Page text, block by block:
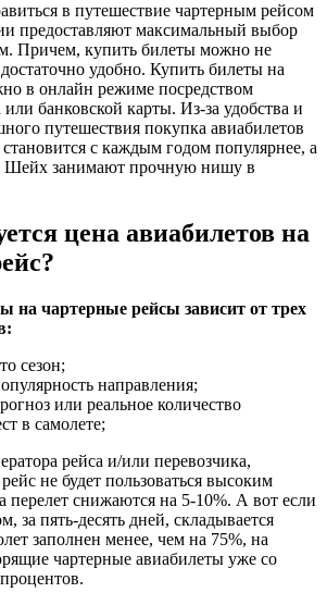
в путешествие чартерным рейсом
предоставляют максимальный выбор
Причем, купить билеты можно не
удобно. Купить билеты на
в онлайн режиме посредством
банковской карты. Из-за удобства и
путешествия покупка авиабилетов
с каждым годом популярнее, а
Шейх занимают прочную нишу в
цена авиабилетов на
на чартерные рейсы зависит от трех
сезон;
направления;
или реальное количество
в самолете;
рейса и/или перевозчика,
не будет пользоваться высоким
перелет снижаются на 5-10%. А вот если
за пять-десять дней, складывается
заполнен менее, чем на 75%, на
чартерные авиабилеты уже со